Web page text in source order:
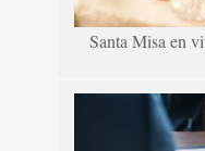
Santa Misa en